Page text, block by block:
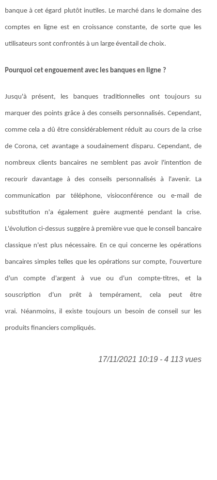
banque à cet égard plutôt inutiles. Le marché dans le domaine des
comptes en ligne est en croissance constante, de sorte que les
utilisateurs sont confrontés à un large éventail de choix.
Pourquoi cet engouement avec les banques en ligne ?
Jusqu'à présent, les banques traditionnelles ont toujours su
marquer des points grâce à des conseils personnalisés. Cependant,
comme cela a dû être considérablement réduit au cours de la crise
de Corona, cet avantage a soudainement disparu. Cependant, de
nombreux clients bancaires ne semblent pas avoir l'intention de
recourir davantage à des conseils personnalisés à l'avenir. La
communication par téléphone, visioconférence ou e-mail de
substitution n'a également guère augmenté pendant la crise.
L'évolution ci-dessus suggère à première vue que le conseil bancaire
classique n'est plus nécessaire. En ce qui concerne les opérations
bancaires simples telles que les opérations sur compte, l'ouverture
d'un compte d'argent à vue ou d'un compte-titres, et la
souscription d'un prêt à tempérament, cela peut être
vrai. Néanmoins, il existe toujours un besoin de conseil sur les
produits financiers compliqués.
17/11/2021 10:19 - 4 113 vues